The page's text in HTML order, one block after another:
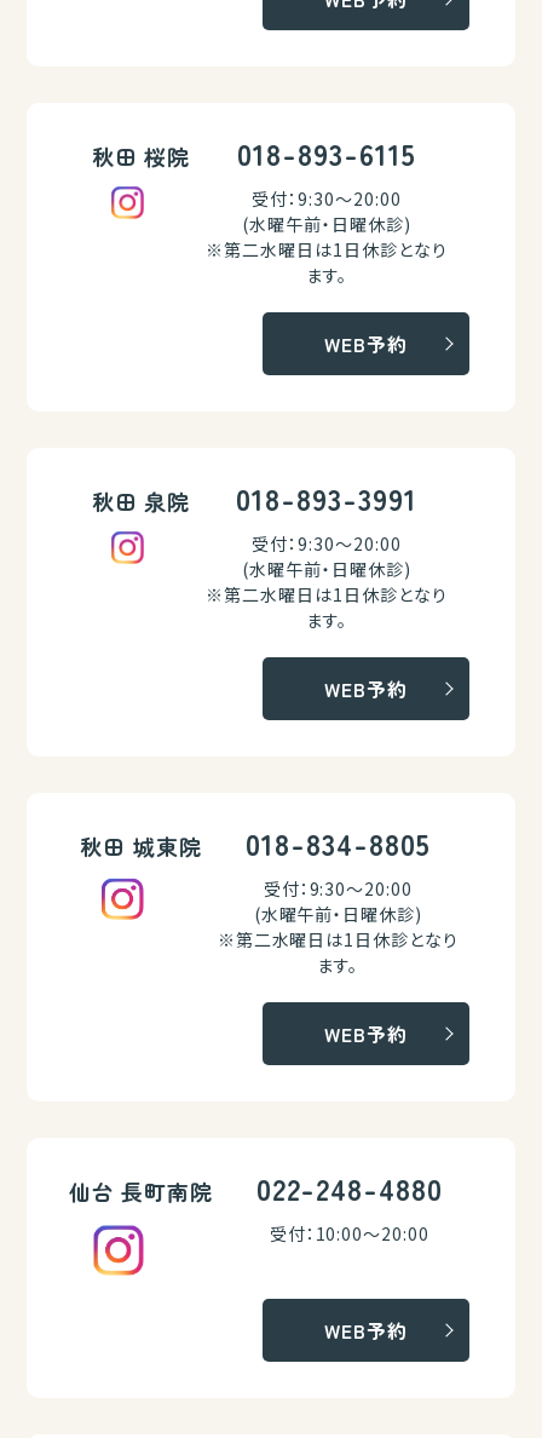
秋田 桜院 018-893-6115
受付：9:30～20:00
(水曜午前・日曜休診)
※第二水曜日は1日休診となり
ます。
WEB予約
秋田 泉院 018-893-3991
受付：9:30～20:00
(水曜午前・日曜休診)
※第二水曜日は1日休診となり
ます。
WEB予約
秋田 城東院 018-834-8805
受付：9:30～20:00
(水曜午前・日曜休診)
※第二水曜日は1日休診となり
ます。
WEB予約
仙台 長町南院 022-248-4880
受付：10:00～20:00
WEB予約